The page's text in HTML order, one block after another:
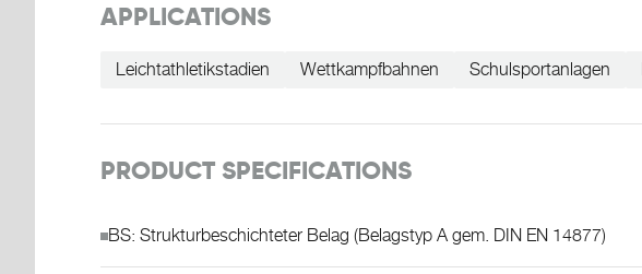
APPLICATIONS
Leichtathletikstadien Wettkampfbahnen Schulsportanlagen
PRODUCT SPECIFICATIONS
BS: Strukturbeschichteter Belag (Belagstyp A gem. DIN EN 14877)